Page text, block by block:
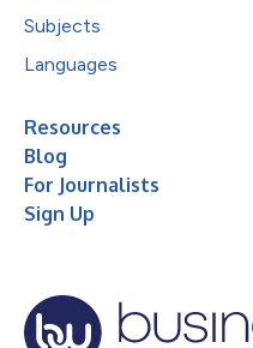
Subjects
Languages
Resources
Blog
For Journalists
Sign Up